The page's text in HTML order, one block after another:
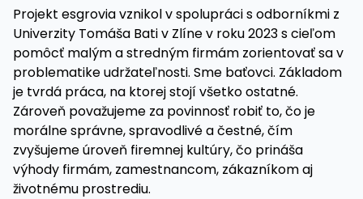
Projekt esgrovia vznikol v spolupráci s odborníkmi z
Univerzity Tomáša Bati v Zlíne v roku 2023 s cieľom
pomôcť malým a stredným firmám zorientovať sa v
problematike udržateľnosti. Sme baťovci. Základom
je tvrdá práca, na ktorej stojí všetko ostatné.
Zároveň považujeme za povinnosť robiť to, čo je
morálne správne, spravodlivé a čestné, čím
zvyšujeme úroveň firemnej kultúry, čo prináša
výhody firmám, zamestnancom, zákazníkom aj
životnému prostrediu.